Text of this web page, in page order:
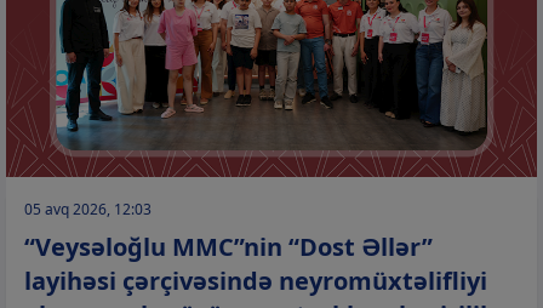
05 avq 2026, 12:03
“Veysəloğlu MMC”nin “Dost Əllər”
layihəsi çərçivəsində neyromüxtəlifliyi